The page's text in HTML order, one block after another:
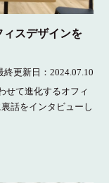
スデザインを
終更新日： 2024.07.10
せて進化するオフィ
話をインタビューし